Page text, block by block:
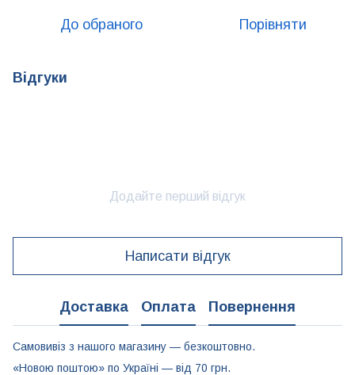
До обраного Порівняти
Відгуки
Додайте перший відгук
Написати відгук
Доставка Оплата Повернення
Самовивіз з нашого магазину — безкоштовно.
«Новою поштою» по Україні — від 70 грн.